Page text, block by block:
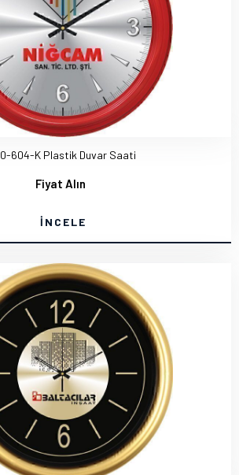
604-K Plastik Duvar Saati
Fiyat Alın
İNCELE